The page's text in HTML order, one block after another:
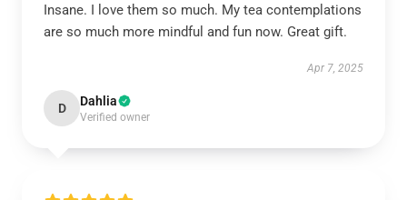
Insane. I love them so much. My tea contemplations
are so much more mindful and fun now. Great gift.
Apr 7, 2025
D Dahlia
Verified owner